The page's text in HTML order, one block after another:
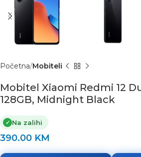
Početna Mobiteli
Mobitel Xiaomi Redmi 12
128GB, Midnight Black
✓ Na zalihi
390.00 KM